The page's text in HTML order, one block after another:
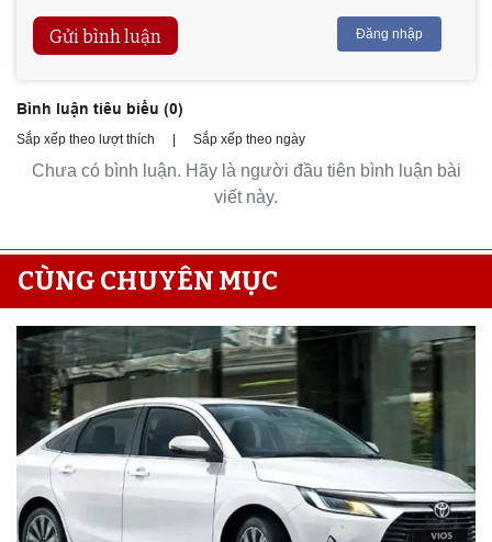
Gửi bình luận Đăng nhập
Bình luận tiêu biểu (0)
Sắp xếp theo lượt thích | Sắp xếp theo ngày
Chưa có bình luận. Hãy là người đầu tiên bình luận bài
viết này.
CÙNG CHUYÊN MỤC